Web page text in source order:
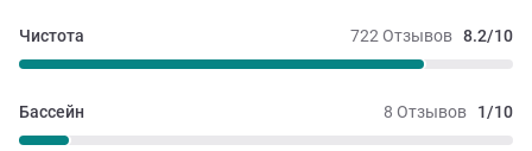
722 Отзывов 8.2/10
Чистота
8 Отзывов 1/10
Бассейн